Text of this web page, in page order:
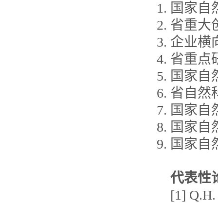
国家自
省重大
企业横
省重点
国家自
省自然
国家自
国家自
国家自
代表性
[1]